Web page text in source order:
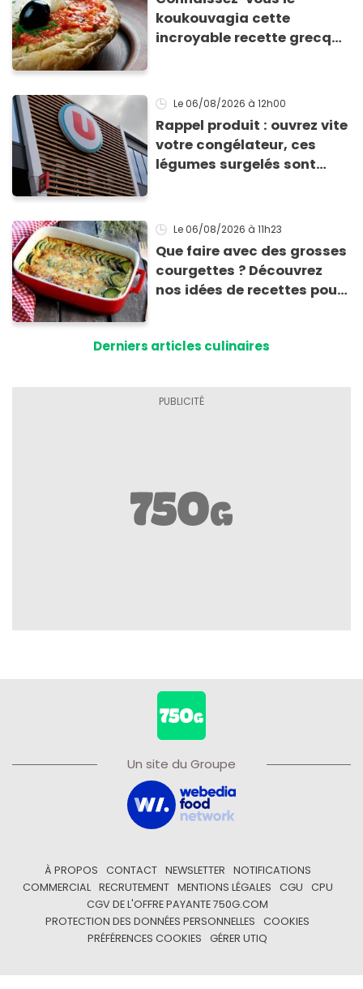
koukouvagia cette
incroyable recette grecque
Le 06/08/2026 à 12h00
Rappel produit : ouvrez vite
votre congélateur, ces
légumes surgelés sont
Le 06/08/2026 à 11h23
Que faire avec des grosses
courgettes ? Découvrez
nos idées de recettes pour
Derniers articles culinaires
Un site du Groupe
À PROPOS CONTACT NEWSLETTER
NOTIFICATIONS
COMMERCIAL
RECRUTEMENT MENTIONS LÉGALES CGU
CPU
CGV DE L'OFFRE PAYANTE 750G.COM
PROTECTION DES DONNÉES PERSONNELLES
COOKIES
PRÉFÉRENCES COOKIES
GÉRER UTIQ